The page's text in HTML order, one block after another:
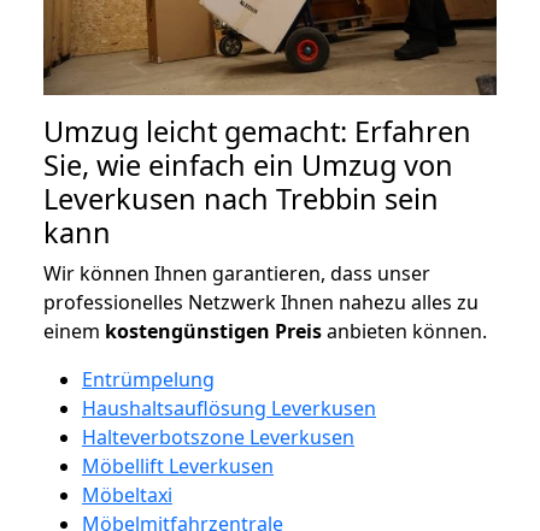
Umzug leicht gemacht: Erfahren
Sie, wie einfach ein Umzug von
Leverkusen nach Trebbin sein
kann
Wir können Ihnen garantieren, dass unser
professionelles Netzwerk Ihnen nahezu alles zu
einem kostengünstigen Preisanbieten können.
Entrümpelung
Haushaltsauflösung Leverkusen
Halteverbotszone Leverkusen
Möbellift Leverkusen
Möbeltaxi
Möbelmitfahrzentrale